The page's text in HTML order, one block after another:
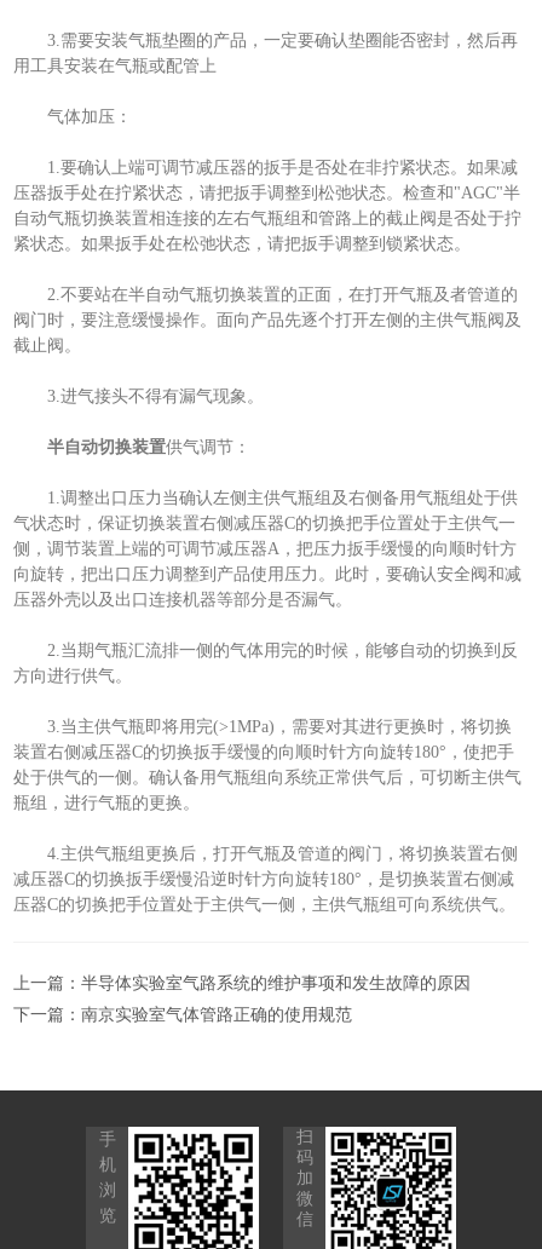
3.需要安装气瓶垫圈的产品，一定要确认垫圈能否密封，然后再
用工具安装在气瓶或配管上
气体加压：
1.要确认上端可调节减压器的扳手是否处在非拧紧状态。如果减
压器扳手处在拧紧状态，请把扳手调整到松弛状态。检查和"AGC"半
自动气瓶切换装置相连接的左右气瓶组和管路上的截止阀是否处于拧
紧状态。如果扳手处在松弛状态，请把扳手调整到锁紧状态。
2.不要站在半自动气瓶切换装置的正面，在打开气瓶及者管道的
阀门时，要注意缓慢操作。面向产品先逐个打开左侧的主供气瓶阀及
截止阀。
3.进气接头不得有漏气现象。
半自动切换装置供气调节：
1.调整出口压力当确认左侧主供气瓶组及右侧备用气瓶组处于供
气状态时，保证切换装置右侧减压器C的切换把手位置处于主供气一
侧，调节装置上端的可调节减压器A，把压力扳手缓慢的向顺时针方
向旋转，把出口压力调整到产品使用压力。此时，要确认安全阀和减
压器外壳以及出口连接机器等部分是否漏气。
2.当期气瓶汇流排一侧的气体用完的时候，能够自动的切换到反
方向进行供气。
3.当主供气瓶即将用完(>1MPa)，需要对其进行更换时，将切换
装置右侧减压器C的切换扳手缓慢的向顺时针方向旋转180°，使把手
处于供气的一侧。确认备用气瓶组向系统正常供气后，可切断主供气
瓶组，进行气瓶的更换。
4.主供气瓶组更换后，打开气瓶及管道的阀门，将切换装置右侧
减压器C的切换扳手缓慢沿逆时针方向旋转180°，是切换装置右侧减
压器C的切换把手位置处于主供气一侧，主供气瓶组可向系统供气。
上一篇：半导体实验室气路系统的维护事项和发生故障的原因
下一篇：南京实验室气体管路正确的使用规范
手
机
浏
览
扫
码
加
微
信